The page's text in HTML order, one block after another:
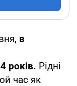
в
років. Рідні
час як